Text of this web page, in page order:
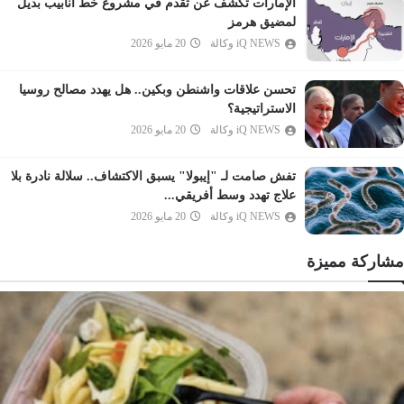
العنكبوت
الروم
السجدة
الأحزاب
فاطر
يس
الصافات
ص
الزمر
فصلت
الزخرف
الإمارات تكشف عن تقدم في مشروع خط أنابيب بديل
لمضيق هرمز
iQ NEWS وكالة 20 مايو 2026
تحسن علاقات واشنطن وبكين.. هل يهدد مصالح روسيا
الاستراتيجية؟
iQ NEWS وكالة 20 مايو 2026
تفش صامت لـ "إيبولا" يسبق الاكتشاف.. سلالة نادرة بلا
علاج تهدد وسط أفريقي...
iQ NEWS وكالة 20 مايو 2026
مشاركة مميزة